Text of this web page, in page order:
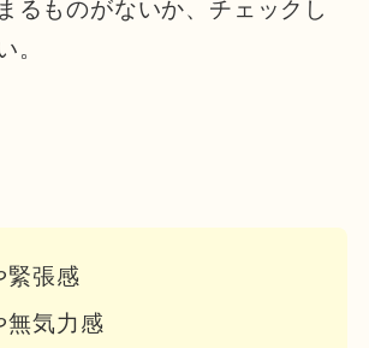
るものがないか、チェックし
。
緊張感
無気力感